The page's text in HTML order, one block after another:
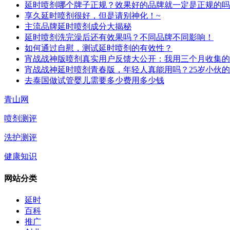
延时喷剂哪个牌子正规？效果好的品牌就一定是正规的吗
享久延时喷剂很好，但是请别神化！~
主流品牌延时喷剂成分大揭秘
延时喷剂洗完澡后还有效果吗？不同品牌不同影响！
如何通过自慰，测试延时喷剂的有效性？
宵战战神版喷剂真实用户反馈大公开：我用三个月收集
宵战战神延时喷剂青春版，年轻人真能用吗？25岁小伙
去泰国做试管婴儿需要多少费用多少钱
青山网
喷剂测评
洗护测评
健康知识
网站分类
延时
百科
推广